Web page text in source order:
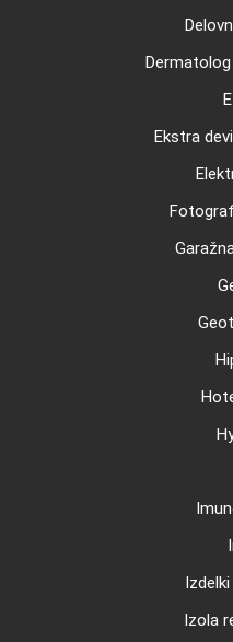
Ekstra
Izola